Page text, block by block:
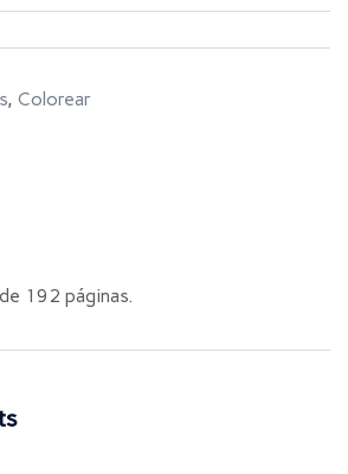
, Colorear
192 páginas.